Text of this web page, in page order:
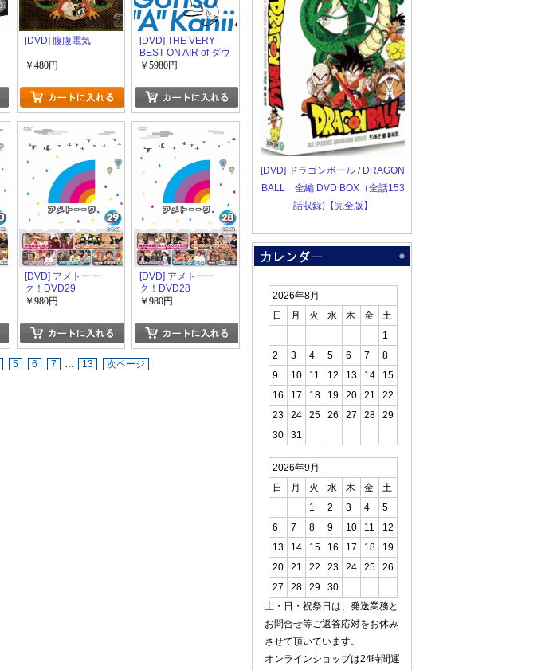
[DVD] 腹腹電気
￥480円
[DVD] THE VERY
BEST ON AIR of ダウ
ンタウンのごっつえ
￥5980円
[DVD] アメトーー
ク！DVD29
￥980円
[DVD] アメトーー
ク！DVD28
￥980円
5 6 7 … 13 次ページ
[DVD] ドラゴンボール / DRAGON
BALL 全編 DVD BOX（全話153
話収録)【完全版】
2026年8月
日
月 火 水 木 金
土
1
2
3 4 5 6 7
8
9
10 11 12 13 14
15
16
17 18 19 20 21
22
23
24 25 26 27 28
29
30
31
2026年9月
日
月 火 水 木 金
土
1
2 3 4
5
6
7 8 9 10 11
12
13
14 15 16 17 18
19
20
21 22 23 24 25
26
27
28 29
30
土・日・祝祭日は、発送業務と
お問合せ等ご返答応対をお休み
させて頂いています。
オンラインショップは24時間運